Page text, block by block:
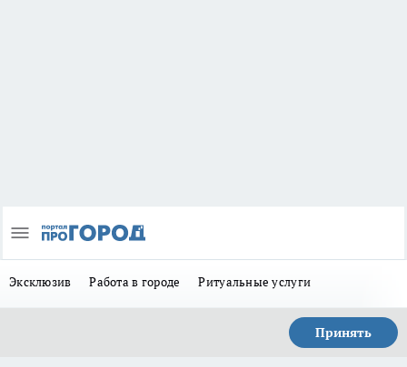
Эксклюзив Работа в городе Ритуальные услуги
Принять